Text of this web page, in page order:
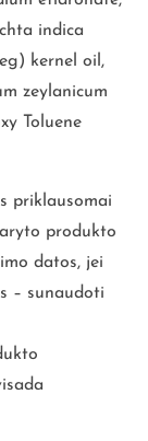
indica
kernel oil,
zeylanicum
Toluene
priklausomai
produkto
datos, jei
– sunaudoti